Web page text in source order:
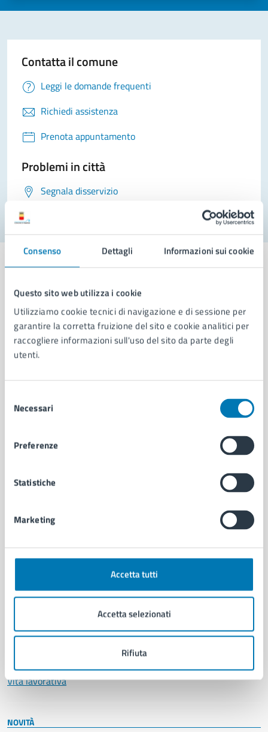
Consenso Dettagli Informazioni sui cookie
Questo sito web utilizza i cookie
Utilizziamo cookie tecnici di navigazione e di sessione per
garantire la corretta fruizione del sito e cookie analitici per
raccogliere informazioni sull'uso del sito da parte degli
utenti.
delNecessari
Preferenze
Statistiche
Marketing
Accetta tutti
Accetta selezionati
Rifiuta
Contatta il comune
Leggi le domande frequenti
Richiedi assistenza
Prenota appuntamento
Problemi in città
Segnala disservizio
Comune di Napoli
AMMINISTRAZIONE
Aree amministrative
Uffici
Personale amministrativo
Intranet, posta aziendale e protocollo
CATEGORIE DI SERVIZIO
Documenti e certificati
Educazione e formazione
Imprese e commercio
Salute, benessere e assistenza
Servizi Cimiteriali
Vita lavorativa
NOVITÀ